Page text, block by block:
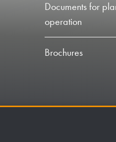
Documents for
operation
Brochures